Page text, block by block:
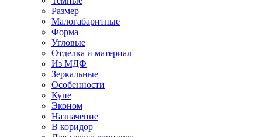
Размер
Малогабаритные
Форма
Угловые
Отделка и материал
Из МДФ
Зеркальные
Особенности
Купе
Эконом
Назначение
В коридор